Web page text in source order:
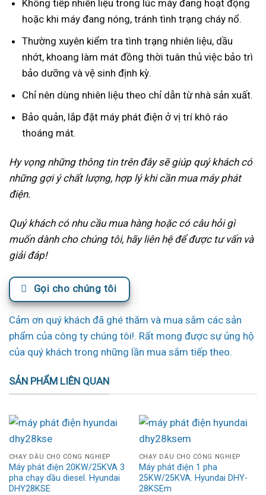
Không tiếp nhiên liệu trong lúc máy đang hoạt động
hoặc khi máy đang nóng, tránh tình trạng cháy nổ.
Thường xuyên kiểm tra tình trạng nhiên liệu, dầu
nhớt, khoang làm mát đồng thời tuân thủ việc bảo trì
bảo dưỡng và vệ sinh định kỳ.
Chỉ nên dùng nhiên liệu theo chỉ dẫn từ nhà sản xuất.
Bảo quản, lắp đặt máy phát điện ở vị trí khô ráo
thoáng mát.
Hy vọng những thông tin trên đây sẽ giúp quý khách có
những gợi ý chất lượng, hợp lý khi cần mua máy phát
điện.
Quý khách có nhu cầu mua hàng hoặc có câu hỏi gì
muốn dành cho chúng tôi, hãy liên hệ để được tư vấn và
giải đáp!
Gọi cho chúng tôi
Cảm ơn quý khách đã ghé thăm và mua sắm các sản
phẩm của công ty chúng tôi!. Rất mong được sự ủng hộ
của quý khách trong những lần mua sắm tiếp theo.
SẢN PHẨM LIÊN QUAN
CHẠY DẦU CHO CÔNG NGHIỆP
Máy phát điện 20KW/25KVA 3
pha chạy dầu diesel. Hyundai
DHY28KSE
CHẠY DẦU CHO CÔNG NGHIỆP
Máy phát điện 1 pha
25KW/25KVA. Hyundai DHY-
28KSEm